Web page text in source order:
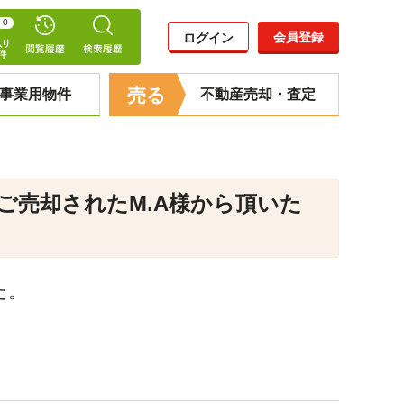
0
ログイン 会員登録
業用物件 売る 不動産売却・査定
売却されたM.A様から頂いた